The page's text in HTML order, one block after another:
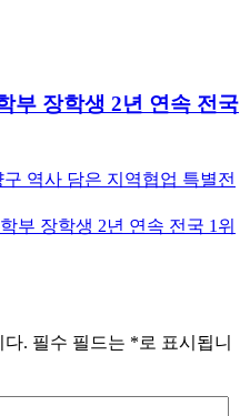
부 장학생 2년 연속 전국
역사 담은 지역협업 특별전
부 장학생 2년 연속 전국 1위
다. 필수 필드는 *로 표시됩니